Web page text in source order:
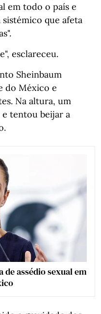
em todo o país e
que afeta
esclareceu.
Sheinbaum
do México e
Na altura, um
tentou beijar a
assédio sexual em